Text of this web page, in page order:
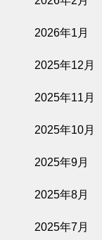
2026年1月
2025年12月
2025年11月
2025年10月
2025年9月
2025年8月
2025年7月